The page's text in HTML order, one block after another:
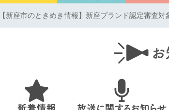
【新座市のときめき情報】新座ブランド認定審査対